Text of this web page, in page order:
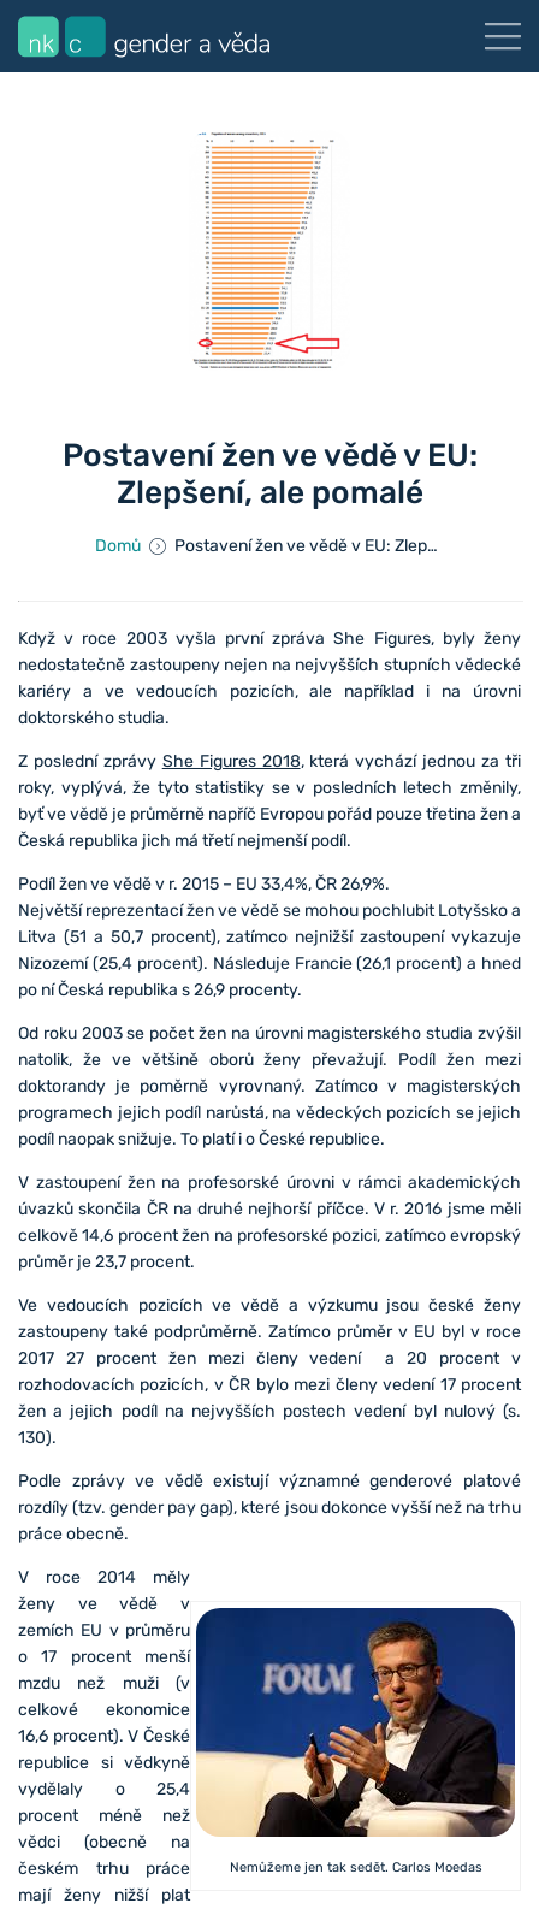
Postavení žen ve vědě v EU:
Zlepšení, ale pomalé
Domů Postavení žen ve vědě v EU: Zlepšení, ale pomalé
Když v roce 2003 vyšla první zpráva She Figures, byly ženy
nedostatečně zastoupeny nejen na nejvyšších stupních vědecké
kariéry a ve vedoucích pozicích, ale například i na úrovni
doktorského studia.
Z poslední zprávy She Figures 2018, která vychází jednou za tři
roky, vyplývá, že tyto statistiky se v posledních letech změnily,
byť ve vědě je průměrně napříč Evropou pořád pouze třetina žen a
Česká republika jich má třetí nejmenší podíl.
Podíl žen ve vědě v r. 2015 – EU 33,4%, ČR 26,9%.
Největší reprezentací žen ve vědě se mohou pochlubit Lotyšsko a
Litva (51 a 50,7 procent), zatímco nejnižší zastoupení vykazuje
Nizozemí (25,4 procent). Následuje Francie (26,1 procent) a hned
po ní Česká republika s 26,9 procenty.
Od roku 2003 se počet žen na úrovni magisterského studia zvýšil
natolik, že ve většině oborů ženy převažují. Podíl žen mezi
doktorandy je poměrně vyrovnaný. Zatímco v magisterských
programech jejich podíl narůstá, na vědeckých pozicích se jejich
podíl naopak snižuje. To platí i o České republice.
V zastoupení žen na profesorské úrovni v rámci akademických
úvazků skončila ČR na druhé nejhorší příčce. V r. 2016 jsme měli
celkově 14,6 procent žen na profesorské pozici, zatímco evropský
průměr je 23,7 procent.
Ve vedoucích pozicích ve vědě a výzkumu jsou české ženy
zastoupeny také podprůměrně. Zatímco průměr v EU byl v roce
2017 27 procent žen mezi členy vedení a 20 procent v
rozhodovacích pozicích, v ČR bylo mezi členy vedení 17 procent
žen a jejich podíl na nejvyšších postech vedení byl nulový (s.
130).
Podle zprávy ve vědě existují významné genderové platové
rozdíly (tzv. gender pay gap), které jsou dokonce vyšší než na trhu
práce obecně.
Nemůžeme jen tak sedět. Carlos Moedas
V roce 2014 měly
ženy ve vědě v
zemích EU v průměru
o 17 procent menší
mzdu než muži (v
celkové ekonomice
16,6 procent). V České
republice si vědkyně
vydělaly o 25,4
procent méně než
vědci (obecně na
českém trhu práce
mají ženy nižší plat